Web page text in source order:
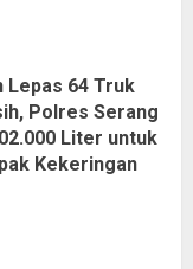
Lepas 64 Truk
Polres Serang
Liter untuk
Kekeringan